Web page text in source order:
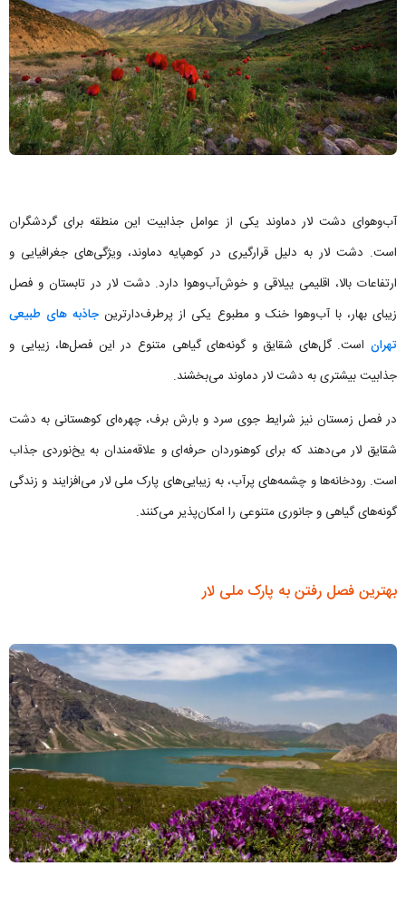
آب‌وهوای دشت لار دماوند یکی از عوامل جذابیت این منطقه برای گردشگران
است. دشت لار به دلیل قرارگیری در کوهپایه دماوند، ویژگی‌های جغرافیایی و
ارتفاعات بالا، اقلیمی ییلاقی و خوش‌آب‌وهوا دارد. دشت لار در تابستان و فصل
زیبای بهار، با آب‌وهوا خنک و مطبوع یکی از پرطرف‌دارترین جاذبه های طبیعی
تهران است. گل‌های شقایق و گونه‌های گیاهی متنوع در این فصل‌ها، زیبایی و
جذابیت بیشتری به دشت لار دماوند می‌بخشند.
در فصل زمستان نیز شرایط جوی سرد و بارش برف، چهره‌ای کوهستانی به دشت
شقایق لار می‌دهند که برای کوهنوردان حرفه‌ای و علاقه‌مندان به یخ‌نوردی جذاب
است. رودخانه‌ها و چشمه‌های پرآب، به زیبایی‌های پارک ملی لار می‌افزایند و زندگی
گونه‌های گیاهی و جانوری متنوعی را امکان‌پذیر می‌کنند.
بهترین فصل رفتن به پارک ملی لار